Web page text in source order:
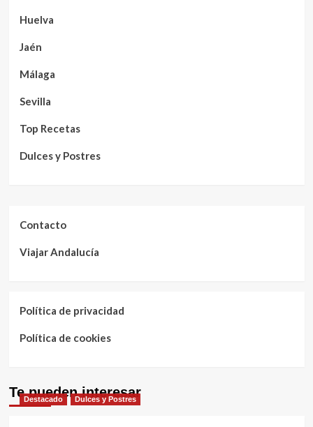
Huelva
Jaén
Málaga
Sevilla
Top Recetas
Dulces y Postres
Contacto
Viajar Andalucía
Política de privacidad
Política de cookies
Te pueden interesar
Destacado Dulces y Postres